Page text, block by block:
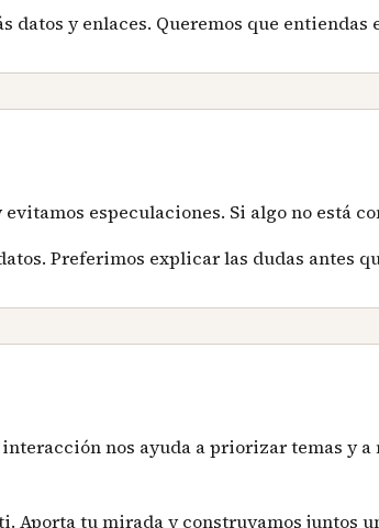
y enlaces. Queremos que
especulaciones. Si algo no está
Preferimos explicar las dudas antes
nos ayuda a priorizar temas y
Aporta tu mirada y construyamos juntos